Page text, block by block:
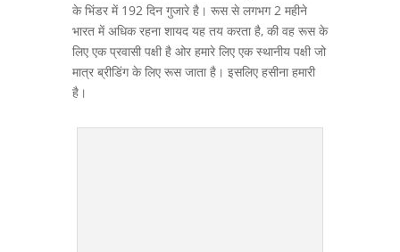
के भिंडर में 192 दिन गुजारे है। रूस से लगभग 2 महीने
भारत में अधिक रहना शायद यह तय करता है, की वह रूस के
लिए एक प्रवासी पक्षी है ओर हमारे लिए एक स्थानीय पक्षी जो
मात्र ब्रीडिंग के लिए रूस जाता है। इसलिए हसीना हमारी
है।